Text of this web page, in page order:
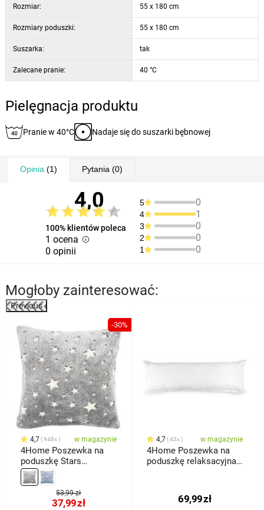
Rozmiar: 55 x 180 cm
Rozmiary poduszki: 55 x 180 cm
Suszarka: tak
Zalecane pranie: 40 °C
Pielęgnacja produktu
Pranie w 40°C Nadaje się do suszarki bębnowej
Opinia (1) Pytania (0)
4,0
100% klientów poleca
1 ocena
0 opinii
5 0
4 1
3 0
2 0
1 0
Mogłoby zainteresować:
Previous
-30%
4,7 948x w magazynie
4Home Poszewka na
poduszkę Stars
świecąca szary, 40 x 40
cm
53,99 zł
37,99zł
4,7 43x w magazynie
4Home Poszewka na
poduszkę relaksacyjna
69,99zł